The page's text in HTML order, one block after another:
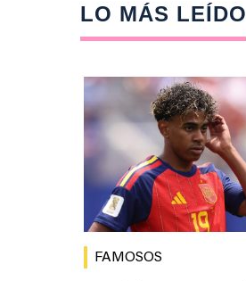
LO MÁS LEÍDO
FAMOSOS